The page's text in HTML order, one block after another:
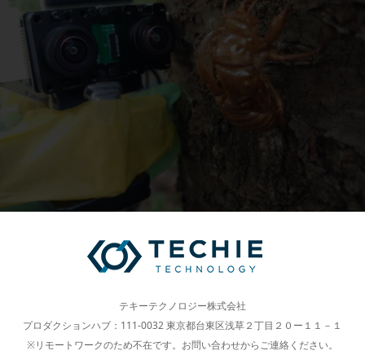
テキーテクノロジー株式会社
プロダクションハブ：111-0032 東京都台東区浅草２丁目２０ー１１－１
※リモートワークのため不在です。お問い合わせからご連絡ください。